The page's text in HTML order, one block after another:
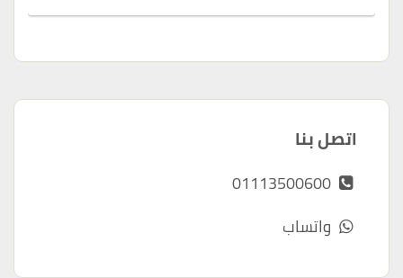
اتصل بنا
01113500600
واتساب